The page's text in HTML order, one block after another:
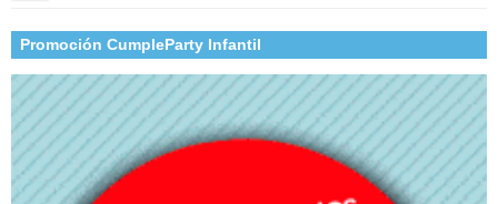
Promoción CumpleParty Infantil